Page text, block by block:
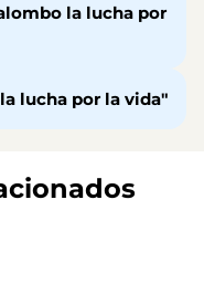
la lucha por
lucha por la vida"